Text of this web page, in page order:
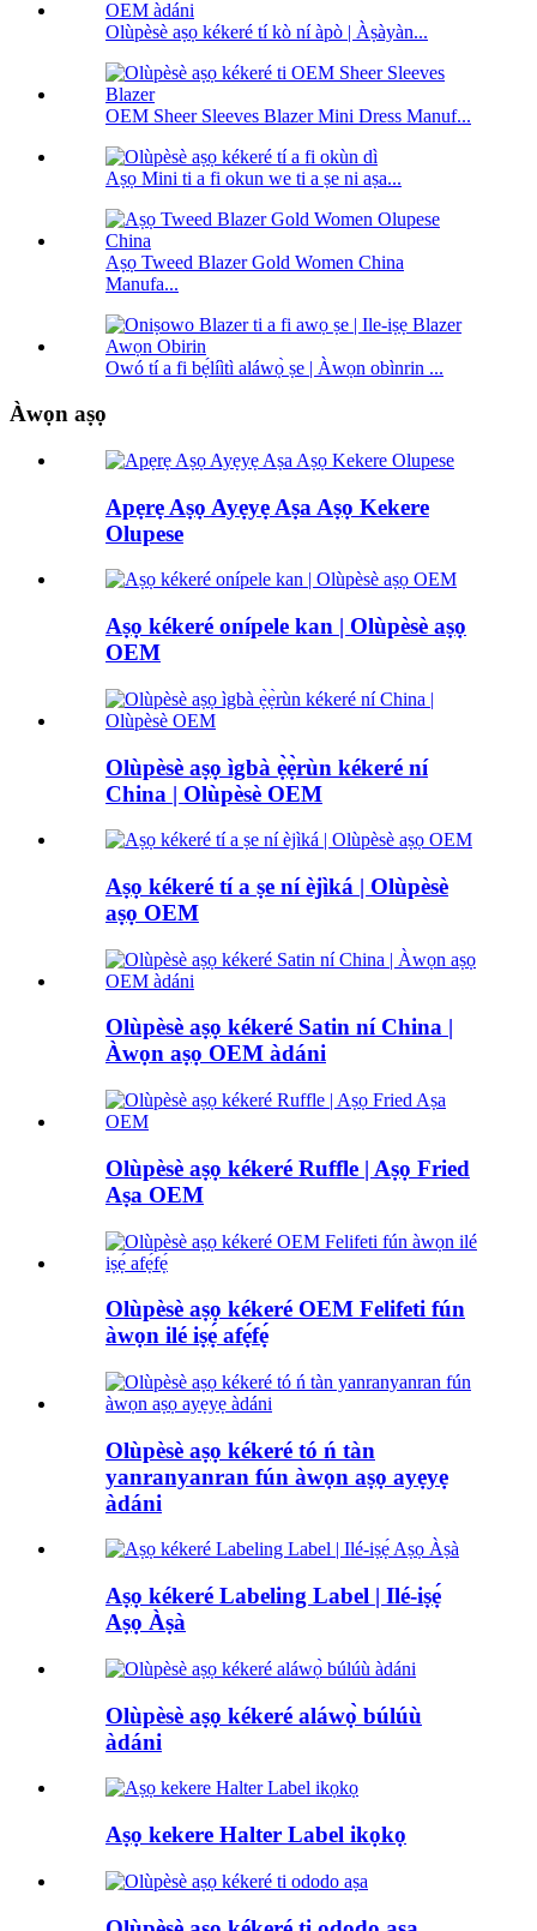
Olùpèsè aṣọ kékeré tí kò ní àpò | Àṣàyàn...
OEM Sheer Sleeves Blazer Mini Dress Manuf...
Aṣọ Mini ti a fi okun we ti a ṣe ni aṣa...
Aṣọ Tweed Blazer Gold Women China
Manufa...
Owó tí a fi bẹ́líìtì aláwọ̀ ṣe | Àwọn obìnrin ...
Àwọn aṣọ
Apẹrẹ Aṣọ Ayẹyẹ Aṣa Aṣọ Kekere
Olupese
Aṣọ kékeré onípele kan | Olùpèsè aṣọ
OEM
Olùpèsè aṣọ ìgbà ẹ̀ẹ̀rùn kékeré ní
China | Olùpèsè OEM
Aṣọ kékeré tí a ṣe ní èjìká | Olùpèsè
aṣọ OEM
Olùpèsè aṣọ kékeré Satin ní China |
Àwọn aṣọ OEM àdáni
Olùpèsè aṣọ kékeré Ruffle | Aṣọ Fried
Aṣa OEM
Olùpèsè aṣọ kékeré OEM Felifeti fún
àwọn ilé iṣẹ́ afẹ́fẹ́
Olùpèsè aṣọ kékeré tó ń tàn
yanranyanran fún àwọn aṣọ ayẹyẹ
àdáni
Aṣọ kékeré Labeling Label | Ilé-iṣẹ́
Aṣọ Àṣà
Olùpèsè aṣọ kékeré aláwọ̀ búlúù
àdáni
Aṣọ kekere Halter Label ikọkọ